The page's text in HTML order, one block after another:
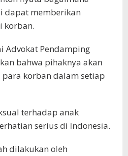
dapat memberikan
korban.
Advokat Pendamping
bahwa pihaknya akan
korban dalam setiap
terhadap anak
serius di Indonesia.
dilakukan oleh